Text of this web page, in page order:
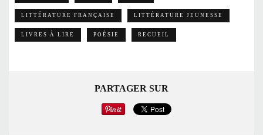
LITTÉRATURE FRANÇAISE LITTÉRATURE JEUNESSE
LIVRES À LIRE POÉSIE RECUEIL
PARTAGER SUR